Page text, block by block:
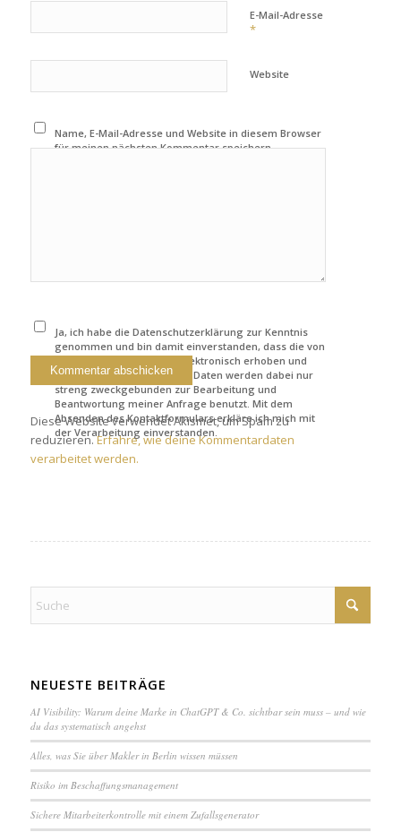
E-Mail-Adresse
*
Website
Name, E-Mail-Adresse und Website in diesem Browser
für meinen nächsten Kommentar speichern.
Ja, ich habe die Datenschutzerklärung zur Kenntnis
genommen und bin damit einverstanden, dass die von
mir angegebenen Daten elektronisch erhoben und
gespeichert werden. Meine Daten werden dabei nur
streng zweckgebunden zur Bearbeitung und
Beantwortung meiner Anfrage benutzt. Mit dem
Absenden des Kontaktformulars erkläre ich mich mit
der Verarbeitung einverstanden.
Diese Website verwendet Akismet, um Spam zu
reduzieren.Erfahre, wie deine Kommentardaten
verarbeitet werden.
NEUESTE BEITRÄGE
AI Visibility: Warum deine Marke in ChatGPT & Co. sichtbar sein muss – und wie
du das systematisch angehst
Alles, was Sie über Makler in Berlin wissen müssen
Ri­si­ko im Be­schaf­fungs­ma­na­ge­ment
Sichere Mit­ar­bei­ter­kon­trol­le mit einem Zuf­alls­ge­ne­ra­tor